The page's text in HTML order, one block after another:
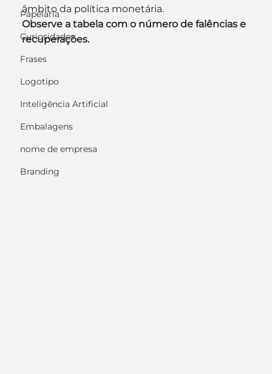
Papelaria
Curiosidades
Frases
Logotipo
Inteligência Artificial
Embalagens
nome de empresa
Branding
âmbito da política monetária.
Observe a tabela com o número de falências e
recuperações.